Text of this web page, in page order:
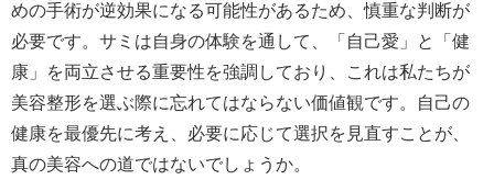
めの手術が逆効果になる可能性があるため、慎重な判断が
必要です。サミは自身の体験を通して、「自己愛」と「健
康」を両立させる重要性を強調しており、これは私たちが
美容整形を選ぶ際に忘れてはならない価値観です。自己の
健康を最優先に考え、必要に応じて選択を見直すことが、
真の美容への道ではないでしょうか。